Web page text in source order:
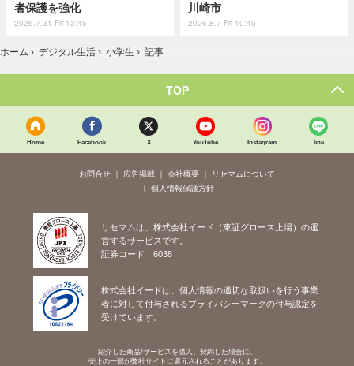
者保護を強化
2026.7.31 Fri 13:45
川崎市
2026.8.7 Fri 10:45
ホーム › デジタル生活 › 小学生 › 記事
TOP
Home Facebook X YouTube Instagram line
お問合せ 広告掲載 会社概要
リセマムについて
個人情報保護方針
リセマムは、株式会社イード（東証グロース上場）の運
営するサービスです。
証券コード：6038
株式会社イードは、個人情報の適切な取扱いを行う事業
者に対して付与されるプライバシーマークの付与認定を
受けています。
紹介した商品/サービスを購入、契約した場合に、
売上の一部が弊社サイトに還元されることがあります。